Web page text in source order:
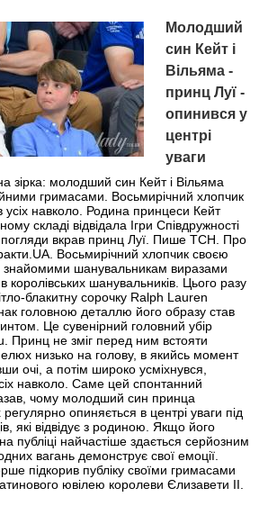
Молодший
син Кейт і
Вільяма -
принц Луї -
опинився у
центрі
уваги
зірка: молодший син Кейт і Вільяма
гримасами. Восьмирічний хлопчик
навколо. Родина принцеси Кейт
складі відвідала Ігри Співдружності
погляди вкрав принц Луї. Пише ТСН. Про
Восьмирічний хлопчик своєю
знайомими шанувальникам виразами
королівських шанувальників. Цього разу
блакитну сорочку Ralph Lauren
головною деталлю його образу став
Це сувенірний головний убір
Принц не зміг перед ним встояти
низько на голову, в якийсь момент
очі, а потім широко усміхнувся,
навколо. Саме цей спонтанний
чому молодший син принца
опиняється в центрі уваги під
які відвідує з родиною. Якщо його
публіці найчастіше здається серйозним
вагань демонструє свої емоції.
підкорив публіку своїми гримасами
ювілею королеви Єлизавети II.